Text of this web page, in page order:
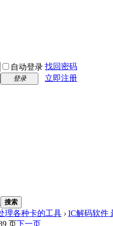
自动登录 找回密码
登录
立即注册
搜索
理各种卡的工具 › IC解码软件
页下一页